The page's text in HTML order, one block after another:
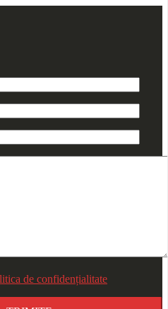
de confidențialitate